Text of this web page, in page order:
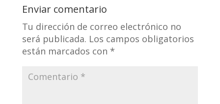
Enviar comentario
Tu dirección de correo electrónico no
será publicada. Los campos obligatorios
están marcados con *